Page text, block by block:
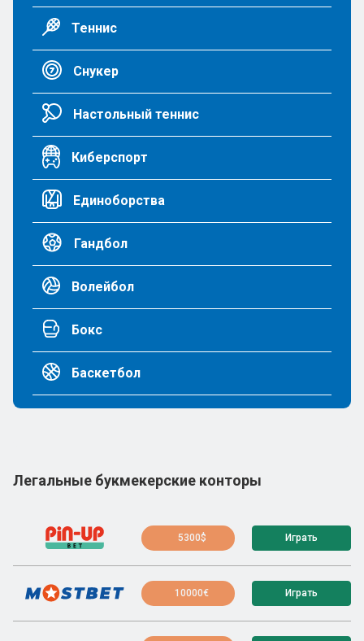
Теннис
Снукер
Настольный теннис
Киберспорт
Единоборства
Гандбол
Волейбол
Бокс
Баскетбол
Легальные букмекерские конторы
5300$ Играть
10000€ Играть